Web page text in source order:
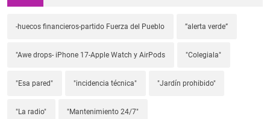
-huecos financieros-partido Fuerza del Pueblo ”alerta verde”
"Awe drops- iPhone 17-Apple Watch y AirPods "Colegiala"
"Esa pared" "incidencia técnica" "Jardín prohibido"
"La radio" "Mantenimiento 24/7"